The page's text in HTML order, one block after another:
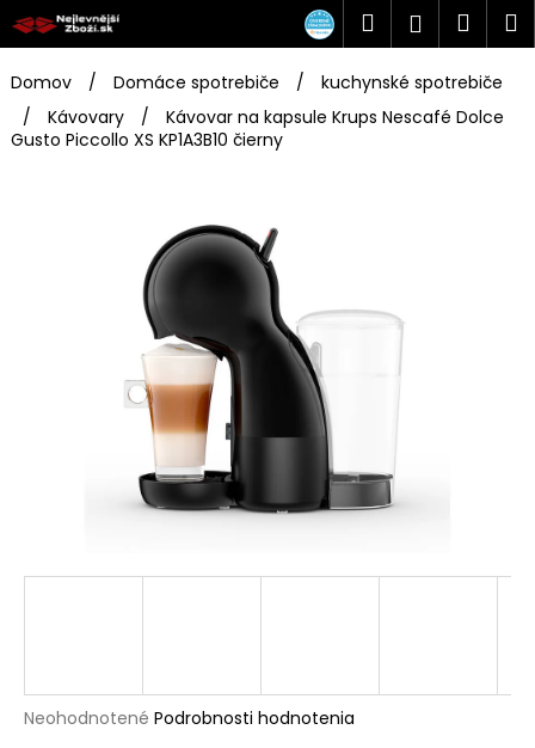
na
obsah
Hľadať
košík
Domov / Domáce spotrebiče /
kuchynské spotrebiče
/
Kávovary /
Kávovar na kapsule Krups Nescafé Dolce
Gusto Piccollo XS KP1A3B10 čierny
Priemerné
Neohodnotené Podrobnosti hodnotenia
K
o
š
k Č
á
?